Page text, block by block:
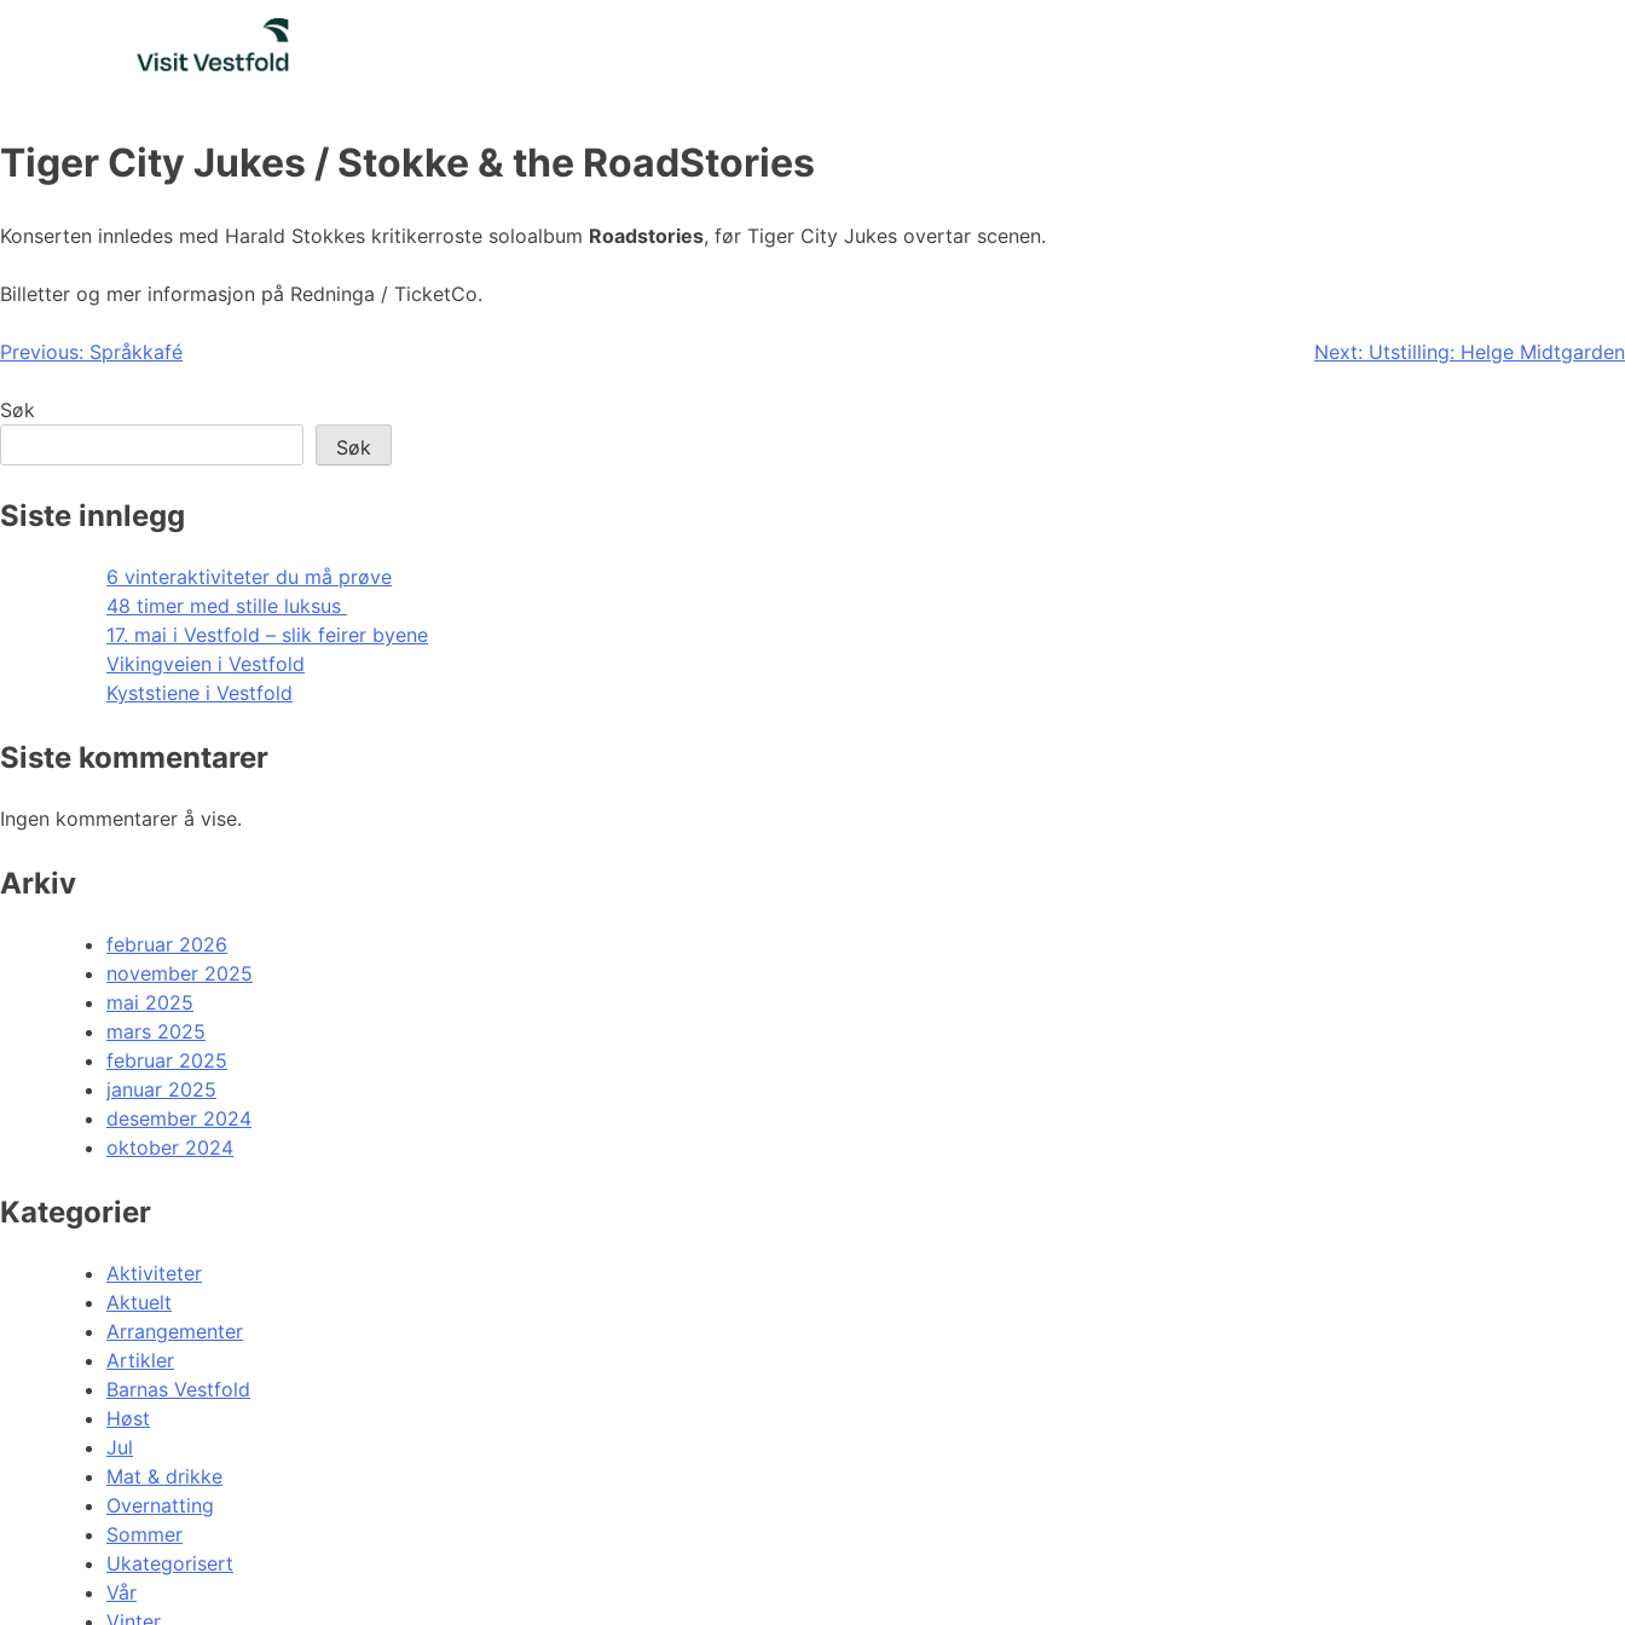
Tiger City Jukes / Stokke & the RoadStories
Konserten innledes med Harald Stokkes kritikerroste soloalbum Roadstories, før Tiger City Jukes overtar scenen.
Billetter og mer informasjon på Redninga / TicketCo.
Innleggsnavigasjon
Previous: Språkkafé Next: Utstilling: Helge Midtgarden
Søk
Søk
Siste innlegg
6 vinteraktiviteter du må prøve
48 timer med stille luksus
17. mai i Vestfold – slik feirer byene
Vikingveien i Vestfold
Kyststiene i Vestfold
Siste kommentarer
Ingen kommentarer å vise.
Arkiv
februar 2026
november 2025
mai 2025
mars 2025
februar 2025
januar 2025
desember 2024
oktober 2024
Kategorier
Aktiviteter
Aktuelt
Arrangementer
Artikler
Barnas Vestfold
Høst
Jul
Mat & drikke
Overnatting
Sommer
Ukategorisert
Vår